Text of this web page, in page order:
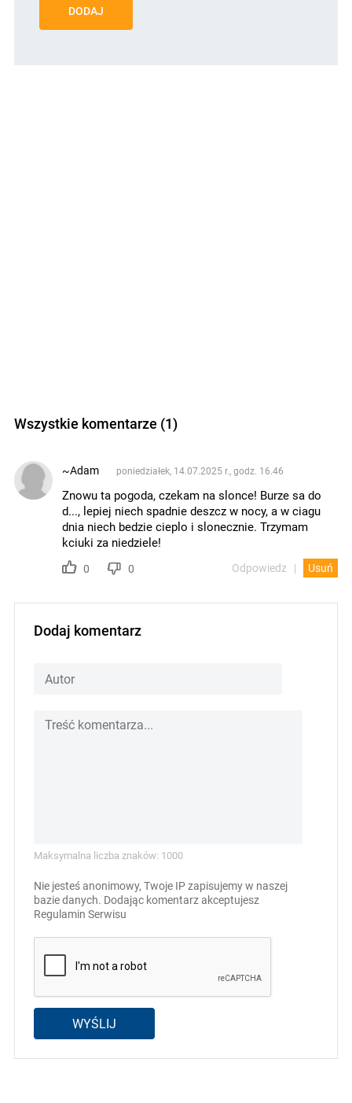
DODAJ
Wszystkie komentarze (1)
~Adam poniedziałek, 14.07.2025 r., godz. 16.46
Znowu ta pogoda, czekam na slonce! Burze sa do
d..., lepiej niech spadnie deszcz w nocy, a w ciagu
dnia niech bedzie cieplo i slonecznie. Trzymam
kciuki za niedziele!
0 0 Odpowiedz Usuń
Dodaj komentarz
Maksymalna liczba znaków: 1000
Nie jesteś anonimowy, Twoje IP zapisujemy w naszej
bazie danych. Dodając komentarz akceptujesz
Regulamin Serwisu
WYŚLIJ